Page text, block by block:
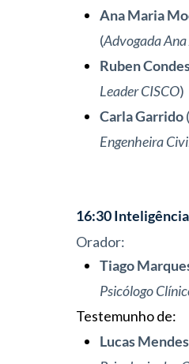
Ana Maria
(Advogada
Ruben
Leader CISCO)
Carla Garrido(
Engenheira
16:30Inteligência
Orador:
Tiago
Psicólogo
Testemunho de:
Lucas Mendes